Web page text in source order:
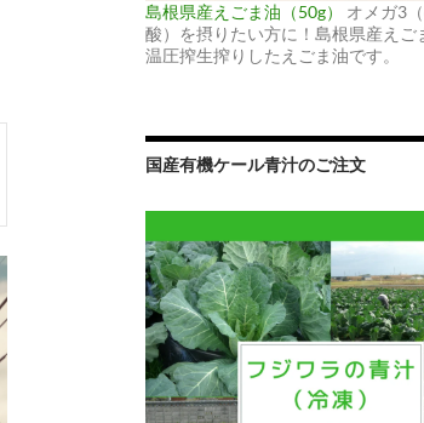
島根県産えごま油（50g）
オメガ3
酸）を摂りたい方に！島根県産えご
温圧搾生搾りしたえごま油です。
国産有機ケール青汁のご注文